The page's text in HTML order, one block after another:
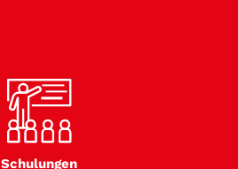
Schulungen